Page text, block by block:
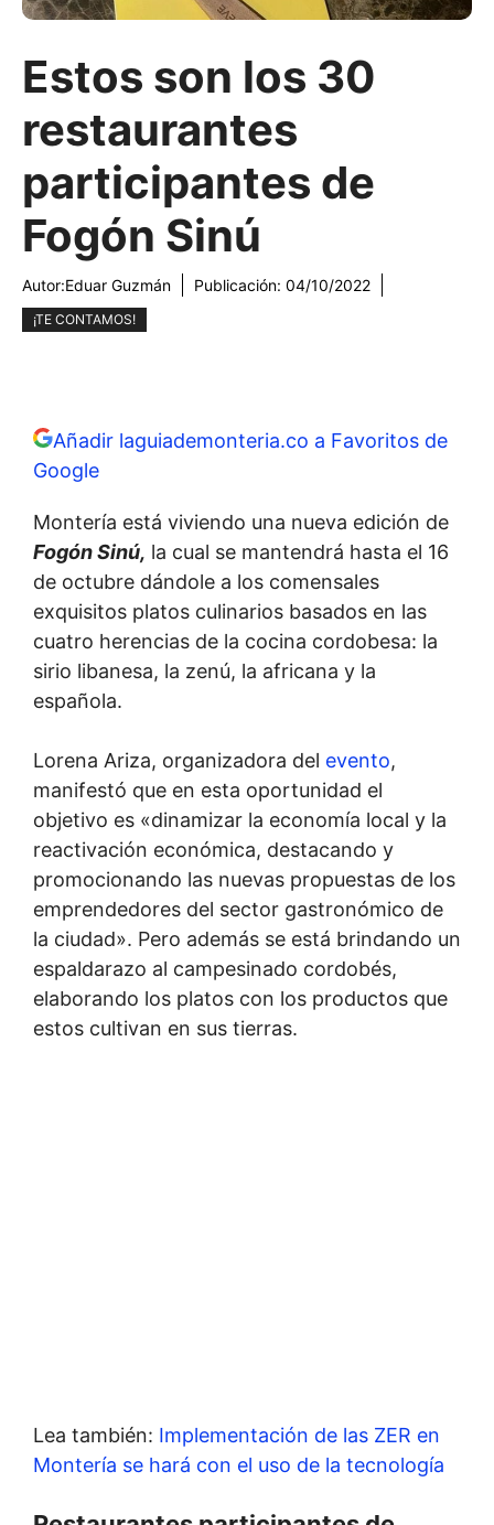
Estos son los 30
restaurantes
participantes de
Fogón Sinú
Autor:Eduar Guzmán Publicación: 04/10/2022
¡TE CONTAMOS!
Añadir laguiademonteria.co a Favoritos de
Google
Montería está viviendo una nueva edición de
Fogón Sinú, la cual se mantendrá hasta el 16
de octubre dándole a los comensales
exquisitos platos culinarios basados en las
cuatro herencias de la cocina cordobesa: la
sirio libanesa, la zenú, la africana y la
española.
Lorena Ariza, organizadora del evento,
manifestó que en esta oportunidad el
objetivo es «dinamizar la economía local y la
reactivación económica, destacando y
promocionando las nuevas propuestas de los
emprendedores del sector gastronómico de
la ciudad». Pero además se está brindando un
espaldarazo al campesinado cordobés,
elaborando los platos con los productos que
estos cultivan en sus tierras.
Lea también: Implementación de las ZER en
Montería se hará con el uso de la tecnología